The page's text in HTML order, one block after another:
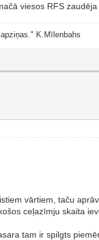
viesos RFS zaudēja
K.Mīlenbahs
vārtiem, taču
ceļazīmju skaita
tam ir spilgts